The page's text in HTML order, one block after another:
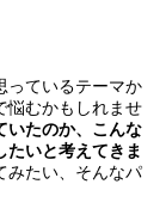
っているテーマか
悩むかもしれませ
いたのか、こんな
いと考えてきま
みたい、そんなパ